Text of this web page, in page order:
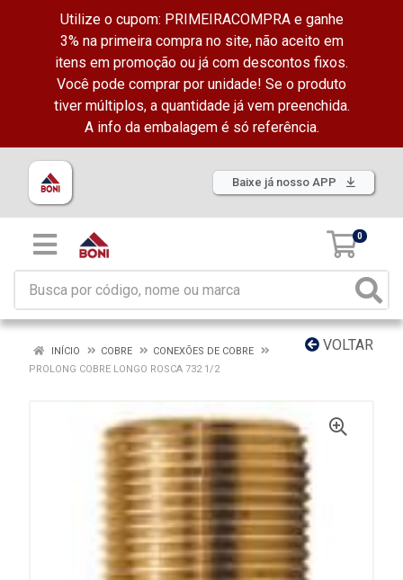
Utilize o cupom: PRIMEIRACOMPRA e ganhe
3% na primeira compra no site, não aceito em
itens em promoção ou já com descontos fixos.
Você pode comprar por unidade! Se o produto
tiver múltiplos, a quantidade já vem preenchida.
A info da embalagem é só referência.
Baixe já nosso APP
0
VOLTAR
INÍCIO COBRE
CONEXÕES DE COBRE
PROLONG COBRE LONGO ROSCA 732 1/2